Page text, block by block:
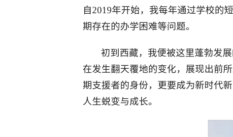
自2019年开始，我每年通过学校的
期存在的办学困难等问题。
初到西藏，我便被这里蓬勃发
在发生翻天覆地的变化，展现出前
期支援者的身份，更要成为新时代
人生蜕变与成长。